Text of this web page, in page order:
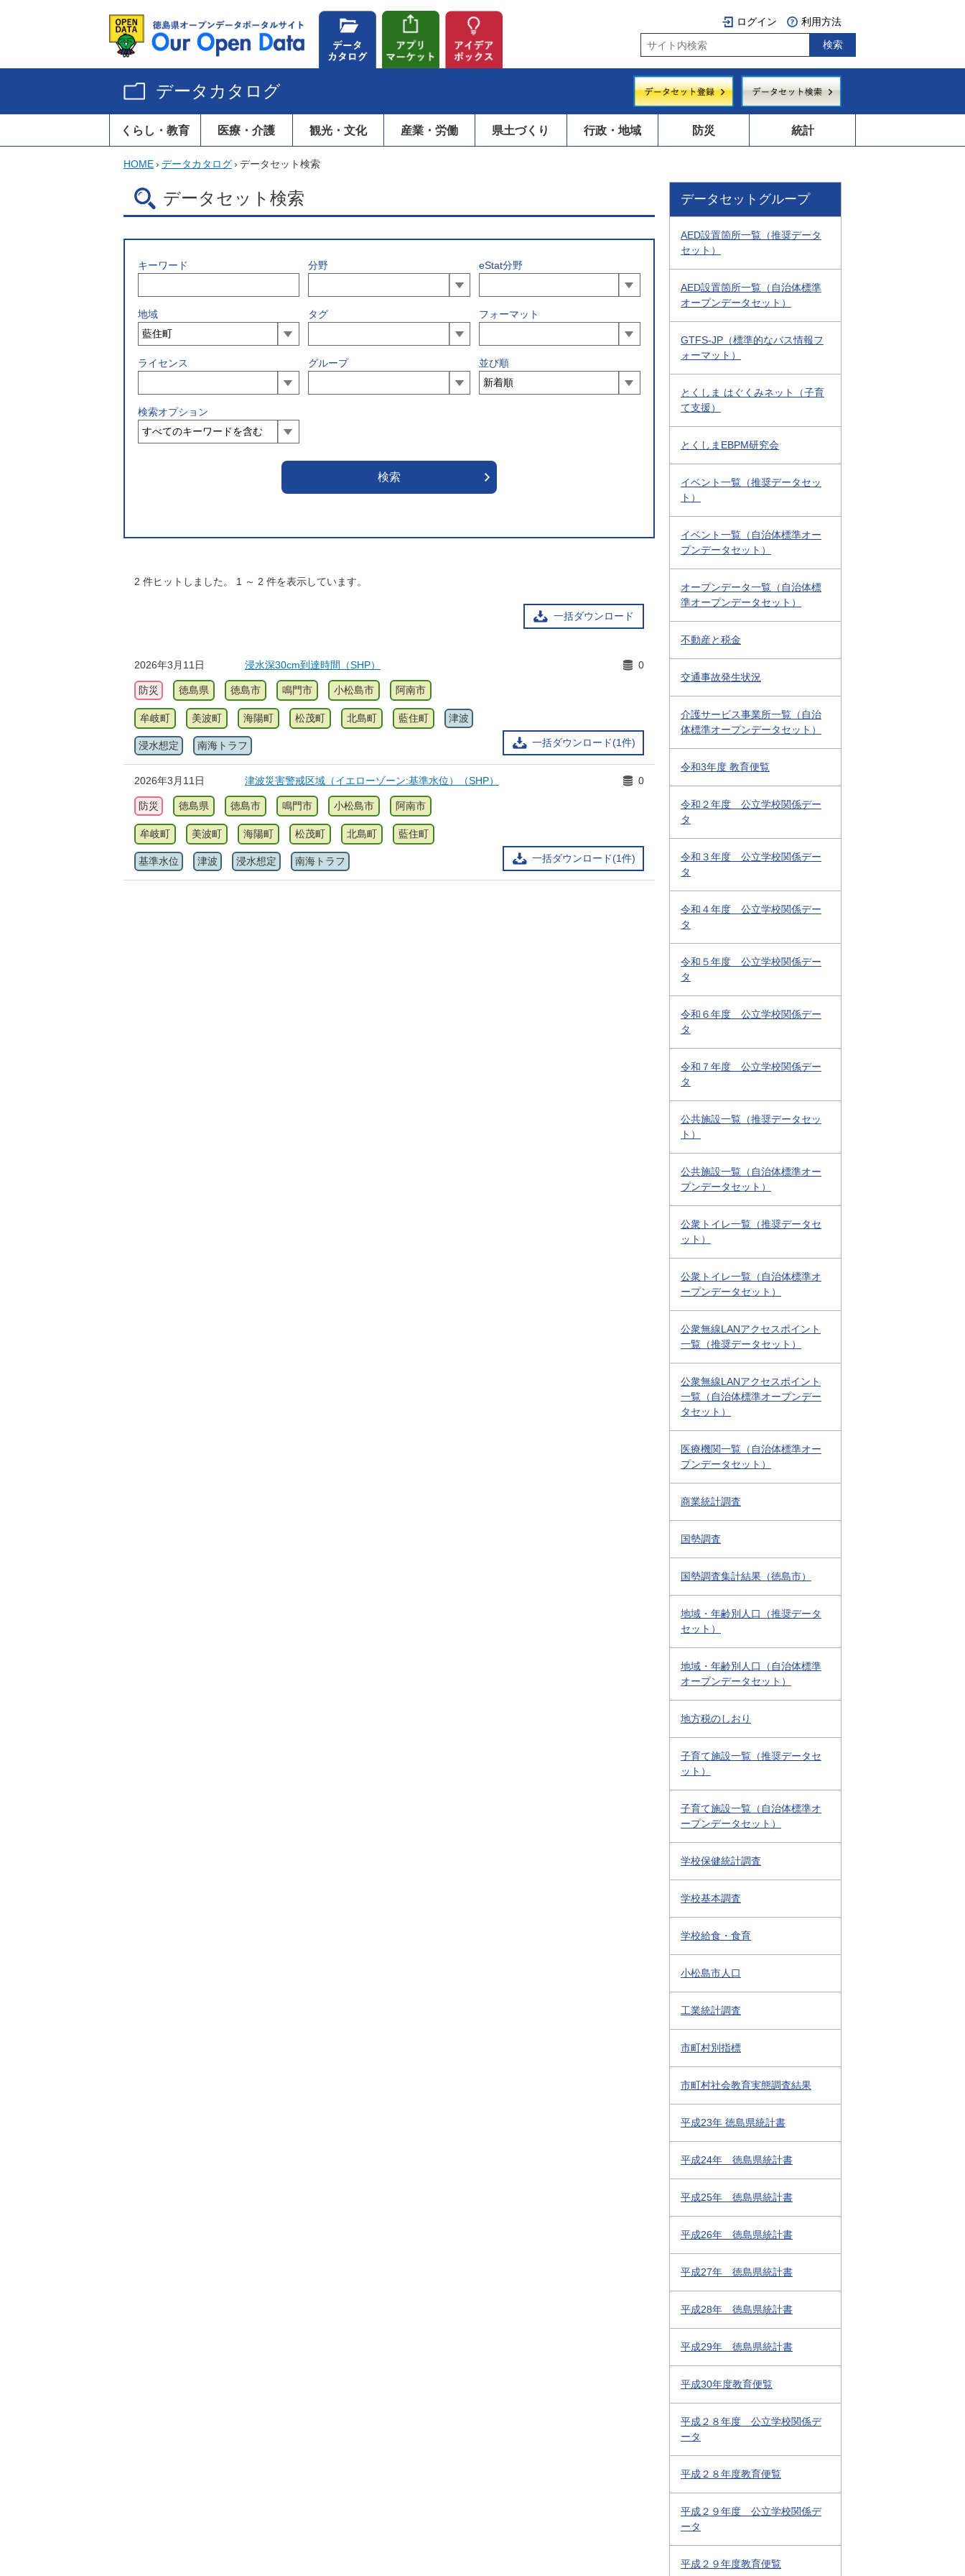
ログイン 利用方法
データカタログ
くらし・教育 医療・介護 観光・文化 産業・労働 県土づくり 行政・地域 防災 統計
HOME› データカタログ› データセット検索
データセット検索
キーワード 分野 eStat分野
地域 タグ フォーマット
ライセンス グループ 並び順
検索オプション
2 件ヒットしました。 1 ～ 2 件を表示しています。
一括ダウンロード
2026年3月11日 浸水深30cm到達時間（SHP）
一括ダウンロード(1件)
0
防災 徳島県 徳島市 鳴門市 小松島市 阿南市
牟岐町 美波町 海陽町 松茂町 北島町 藍住町 津波
浸水想定 南海トラフ
2026年3月11日 津波災害警戒区域（イエローゾーン:基準水位）（SHP）
一括ダウンロード(1件)
0
防災 徳島県 徳島市 鳴門市 小松島市 阿南市
牟岐町 美波町 海陽町 松茂町 北島町 藍住町
基準水位 津波 浸水想定 南海トラフ
データセットグループ
AED設置箇所一覧（推奨データ
セット）
AED設置箇所一覧（自治体標準
オープンデータセット）
GTFS-JP（標準的なバス情報フ
ォーマット）
とくしま はぐくみネット（子育
て支援）
とくしまEBPM研究会
イベント一覧（推奨データセッ
ト）
イベント一覧（自治体標準オー
プンデータセット）
オープンデータ一覧（自治体標
準オープンデータセット）
不動産と税金
交通事故発生状況
介護サービス事業所一覧（自治
体標準オープンデータセット）
令和3年度 教育便覧
令和２年度 公立学校関係デー
タ
令和３年度 公立学校関係デー
タ
令和４年度 公立学校関係デー
タ
令和５年度 公立学校関係デー
タ
令和６年度 公立学校関係デー
タ
令和７年度 公立学校関係デー
タ
公共施設一覧（推奨データセッ
ト）
公共施設一覧（自治体標準オー
プンデータセット）
公衆トイレ一覧（推奨データセ
ット）
公衆トイレ一覧（自治体標準オ
ープンデータセット）
公衆無線LANアクセスポイント
一覧（推奨データセット）
公衆無線LANアクセスポイント
一覧（自治体標準オープンデー
タセット）
医療機関一覧（自治体標準オー
プンデータセット）
商業統計調査
国勢調査
国勢調査集計結果（徳島市）
地域・年齢別人口（推奨データ
セット）
地域・年齢別人口（自治体標準
オープンデータセット）
地方税のしおり
子育て施設一覧（推奨データセ
ット）
子育て施設一覧（自治体標準オ
ープンデータセット）
学校保健統計調査
学校基本調査
学校給食・食育
小松島市人口
工業統計調査
市町村別指標
市町村社会教育実態調査結果
平成23年 徳島県統計書
平成24年 徳島県統計書
平成25年 徳島県統計書
平成26年 徳島県統計書
平成27年 徳島県統計書
平成28年 徳島県統計書
平成29年 徳島県統計書
平成30年度教育便覧
平成２８年度 公立学校関係デ
ータ
平成２８年度教育便覧
平成２９年度 公立学校関係デ
ータ
平成２９年度教育便覧